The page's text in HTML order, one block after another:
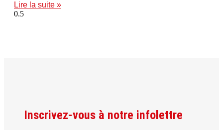
Lire la suite »
Inscrivez-vous à notre infolettre